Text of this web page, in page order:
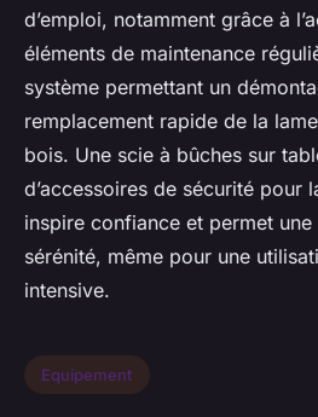
d’emploi, notamment grâce à
éléments de maintenance
système permettant un
remplacement rapide de la
bois. Une scie à bûches sur
d’accessoires de sécurité pour
inspire confiance et permet
sérénité, même pour une
intensive.
Equipement